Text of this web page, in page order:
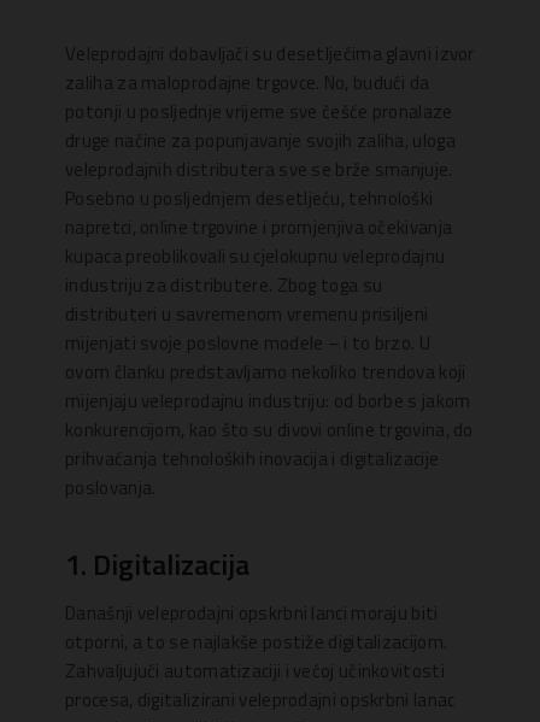
Veleprodajni dobavljači su desetljećima glavni izvor
zaliha za maloprodajne trgovce. No, budući da
potonji u posljednje vrijeme sve češće pronalaze
druge načine za popunjavanje svojih zaliha, uloga
veleprodajnih distributera sve se brže smanjuje.
Posebno u posljednjem desetljeću, tehnološki
napretci, online trgovine i promjenjiva očekivanja
kupaca preoblikovali su cjelokupnu veleprodajnu
industriju za distributere. Zbog toga su
distributeri u savremenom vremenu prisiljeni
mijenjati svoje poslovne modele – i to brzo. U
ovom članku predstavljamo nekoliko trendova koji
mijenjaju veleprodajnu industriju: od borbe s jakom
konkurencijom, kao što su divovi online trgovina, do
prihvaćanja tehnoloških inovacija i digitalizacije
poslovanja.
1. Digitalizacija
Današnji veleprodajni opskrbni lanci moraju biti
otporni, a to se najlakše postiže digitalizacijom.
Zahvaljujući automatizaciji i većoj učinkovitosti
procesa, digitalizirani veleprodajni opskrbni lanac